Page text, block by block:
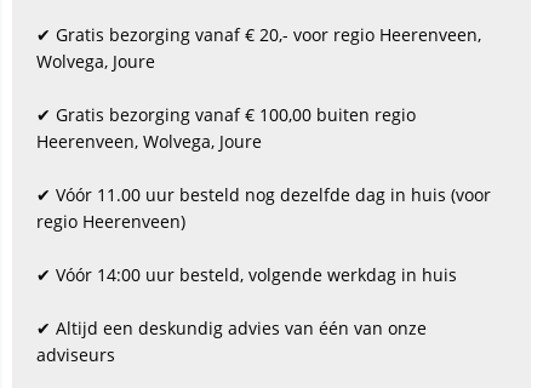
✔ Gratis bezorging vanaf € 20,- voor regio Heerenveen,
Wolvega, Joure
✔ Gratis bezorging vanaf € 100,00 buiten regio
Heerenveen, Wolvega, Joure
✔ Vóór 11.00 uur besteld nog dezelfde dag in huis (voor
regio Heerenveen)
✔ Vóór 14:00 uur besteld, volgende werkdag in huis
✔ Altijd een deskundig advies van één van onze
adviseurs